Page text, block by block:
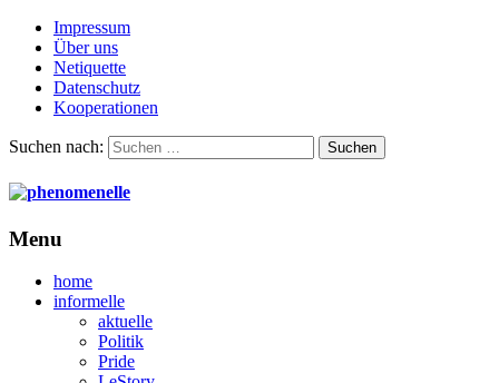
Impressum
Über uns
Netiquette
Datenschutz
Kooperationen
Suchen nach:
Menu
home
informelle
aktuelle
Politik
Pride